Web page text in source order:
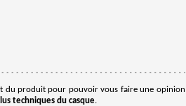
du produit pour pouvoir vous faire une opinion
techniques du casque.